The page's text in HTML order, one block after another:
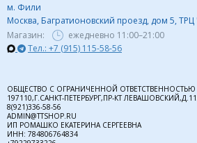
м. Фили
Москва, Багратионовский проезд, дом 5,
Магазин:
ежедневно 11:00–21:00
Тел.: +7 (915) 115-58-56
ОБЩЕСТВО С ОГРАНИЧЕННОЙ ОТВЕТСТВЕННОСТЬЮ
197110,Г.САНКТ-ПЕТЕРБУРГ,ПР-КТ
8(921)336-58-56
ADMIN@TTSHOP.RU
ИП РОМАШКО ЕКАТЕРИНА СЕРГЕЕВНА
ИНН: 784806764834